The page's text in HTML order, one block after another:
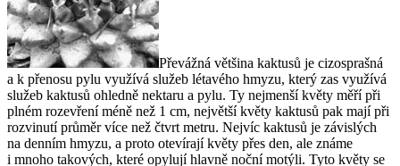
Převážná většina kaktusů je cizosprašná
a k přenosu pylu využívá služeb létavého hmyzu, který zas využívá
služeb kaktusů ohledně nektaru a pylu. Ty nejmenší květy měří při
plném rozevření méně než 1 cm, největší květy kaktusů pak mají při
rozvinutí průměr více než čtvrt metru. Nejvíc kaktusů je závislých
na denním hmyzu, a proto otevírají květy přes den, ale známe
i mnoho takových, které opylují hlavně noční motýli. Tyto květy se